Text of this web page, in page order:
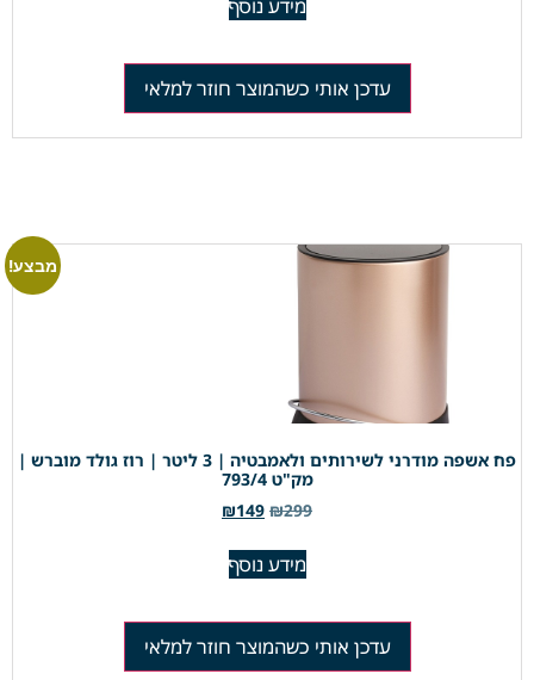
מידע נוסף
עדכן אותי כשהמוצר חוזר למלאי
מבצע!
פח אשפה מודרני לשירותים ולאמבטיה | 3 ליטר | רוז גולד מוברש |
מק"ט 793/4
₪299
₪149
מידע נוסף
עדכן אותי כשהמוצר חוזר למלאי